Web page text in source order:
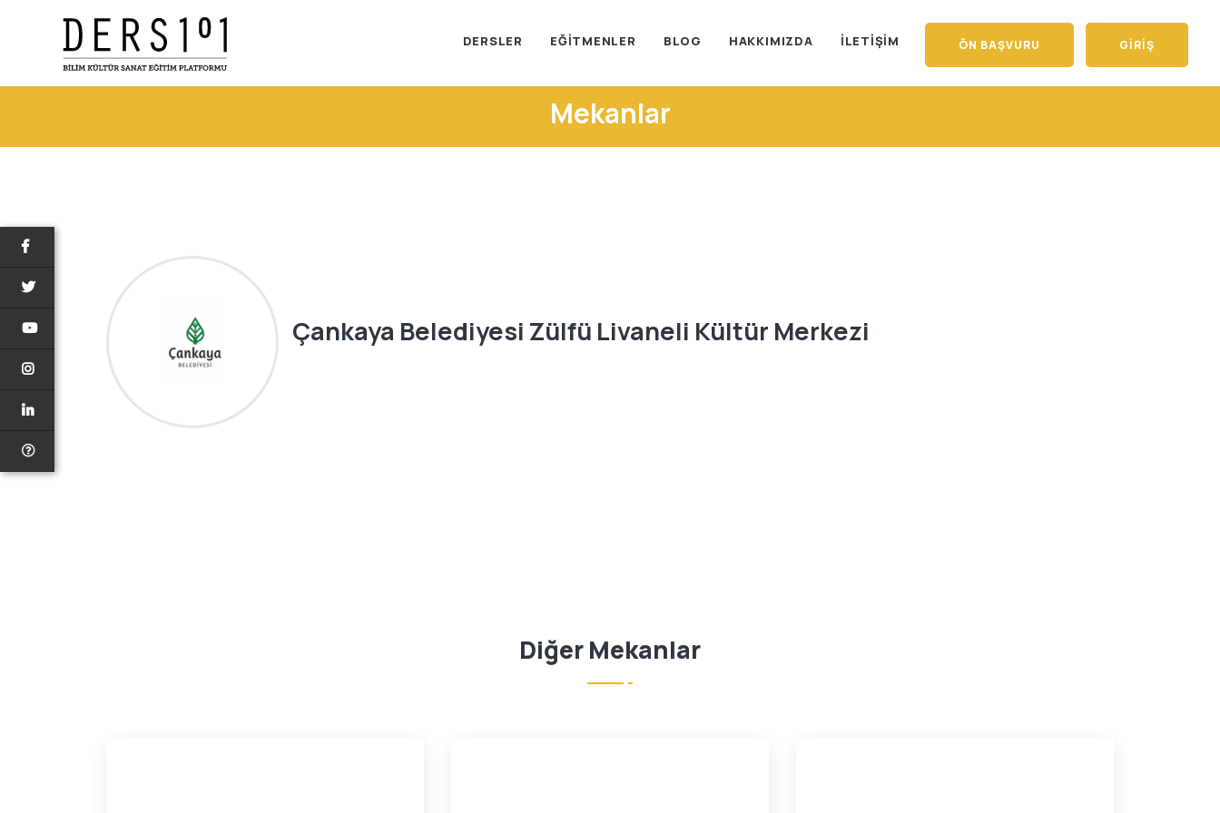
DERSLER EĞITMENLER BLOG HAKKIMIZDA İLETIŞIM ÖN BAŞVURU GIRIŞ
Mekanlar
Çankaya Belediyesi Zülfü Livaneli Kültür Merkezi
Diğer Mekanlar